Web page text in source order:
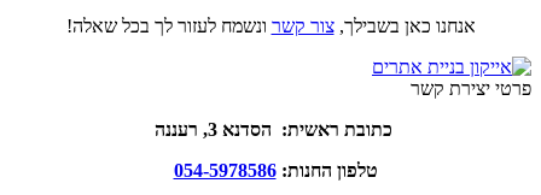
אנחנו כאן בשבילך,צור קשר ונשמח לעזור לך בכל שאלה!
פרטי יצירת קשר
כתובת ראשית: הסדנא 3, רעננה
טלפון החנות:054-5978586